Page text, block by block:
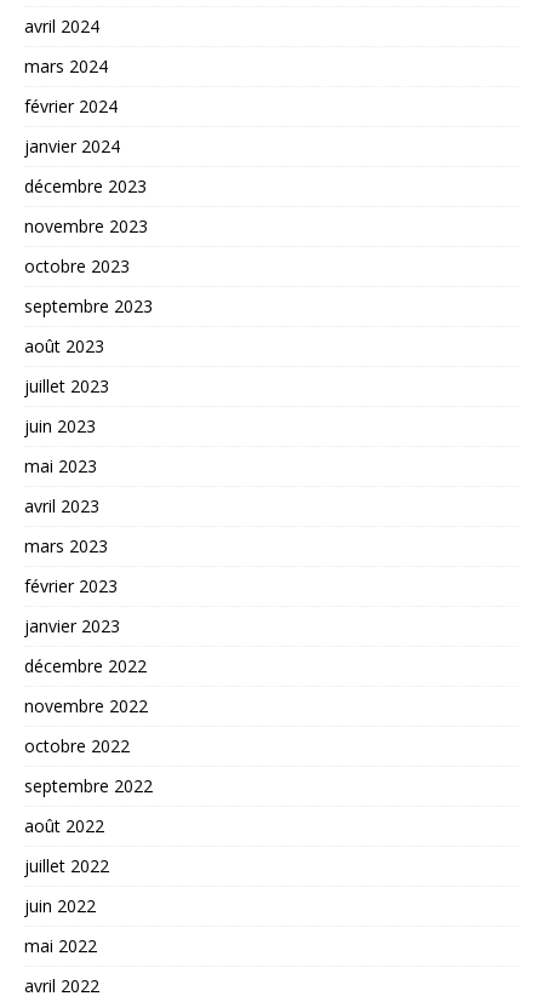
avril 2024
mars 2024
février 2024
janvier 2024
décembre 2023
novembre 2023
octobre 2023
septembre 2023
août 2023
juillet 2023
juin 2023
mai 2023
avril 2023
mars 2023
février 2023
janvier 2023
décembre 2022
novembre 2022
octobre 2022
septembre 2022
août 2022
juillet 2022
juin 2022
mai 2022
avril 2022